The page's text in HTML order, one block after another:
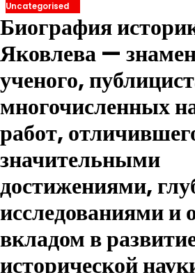
Uncategorised
Биография
Яковлева —
ученого,
многочисленных
работ,
значительными
достижениями,
исследованиями
вкладом в
исторической